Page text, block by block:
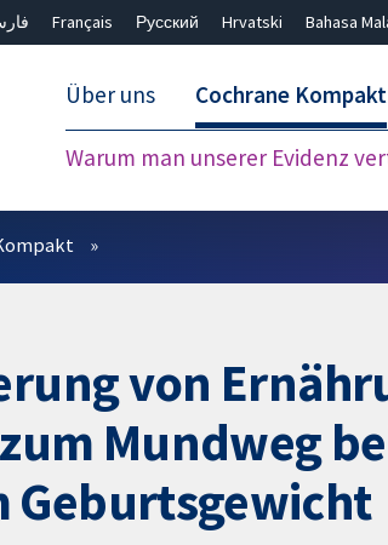
Français Русский Hrvatski Bahasa
Über uns Cochrane Kompakt
Warum man unserer Evidenz
von
Mundweg
Geburtsgewicht